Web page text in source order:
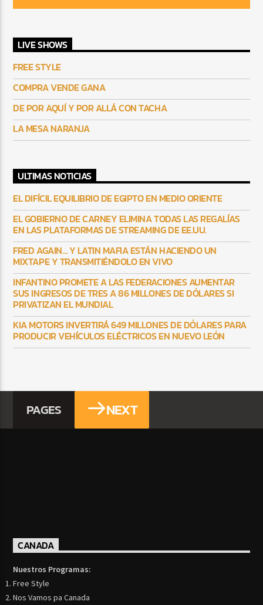
LIVE SHOWS
FREE STYLE
COMPRA VENDE GANA
DE POR AQUÍ Y POR ALLÁ CON TACHA
LA MESA NARANJA
ULTIMAS NOTICIAS
EL DIFÍCIL EQUILIBRIO DE EGIPTO EN MEDIO ORIENTE
EL GOBIERNO DE CARNEY ELIMINA TODAS LAS REGALÍAS
EN LAS PLATAFORMAS DE STREAMING DE EE.UU.
FRED AGAIN… Y LATIN MAFIA ESTÁN HACIENDO UN
MIXTAPE Y TRANSMITIÉNDOLO EN VIVO
INFANTINO PROMETE A LAS FEDERACIONES AUMENTAR
SUS INGRESOS DE TRES A 86 MILLONES DE DÓLARES SI
PRIVATIZAN EL MUNDIAL
KIA MOTORS INVERTIRÁ 649 MILLONES DE DÓLARES PARA
PRODUCIR VEHÍCULOS ELÉCTRICOS EN NUEVO LEÓN
PAGES NEXT
CANADA
Nuestros Programas:
Free Style
Nos Vamos pa Canada